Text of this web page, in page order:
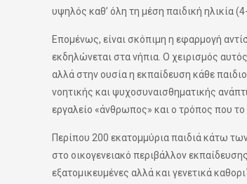
υψηλός καθ’ όλη τη μέση παιδική ηλικία
Επομένως, είναι σκόπιμη η εφαρμογή
εκδηλώνεται στα νήπια. Ο χειρισμός
αλλά στην ουσία η εκπαίδευση κάθε
νοητικής και ψυχοσυναισθηματικής
εργαλείο «άνθρωπος» και ο τρόπος που
Περίπου 200 εκατομμύρια παιδιά κάτω
στο οικογενειακό περιβάλλον
εξατομικευμένες αλλά και γενετικά